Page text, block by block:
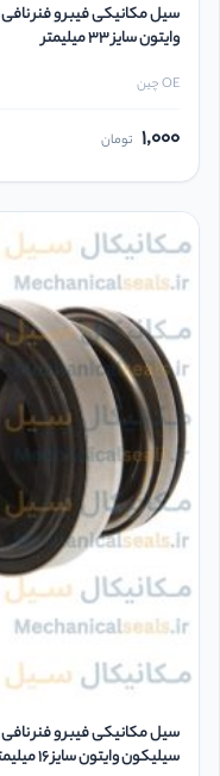
وایتون سایز 33 میلیمتر
OE چین
1,000 تومان
سیلیکون وایتون سایز 16 میلیمتر